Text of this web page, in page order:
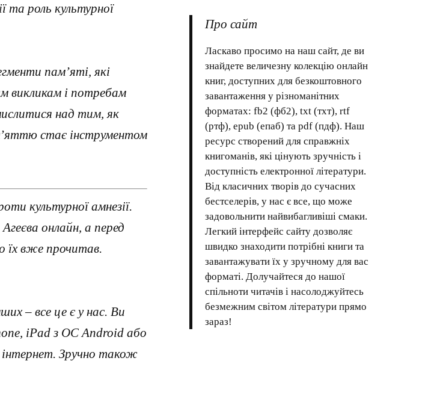
та роль культурної
пам’яті, які
викликам і потребам
над тим, як
стає інструментом
культурної амнезії.
онлайн, а перед
їх вже прочитав.
– все це є у нас. Ви
iPad з ОС Android або
Зручно також
Про сайт
Ласкаво просимо на наш сайт, де ви
знайдете величезну колекцію онлайн
книг, доступних для безкоштовного
завантаження у різноманітних
форматах: fb2 (фб2), txt (тхт), rtf
(ртф), epub (епаб) та pdf (пдф). Наш
ресурс створений для справжніх
книгоманів, які цінують зручність і
доступність електронної літератури.
Від класичних творів до сучасних
бестселерів, у нас є все, що може
задовольнити найвибагливіші смаки.
Легкий інтерфейс сайту дозволяє
швидко знаходити потрібні книги та
завантажувати їх у зручному для вас
форматі. Долучайтеся до нашої
спільноти читачів і насолоджуйтесь
безмежним світом літератури прямо
зараз!